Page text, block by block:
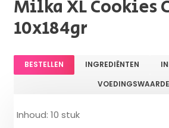
Milka XL Cookies
10x184gr
BESTELLEN INGREDIËNTEN
VOEDINGSWAARDE
Inhoud: 10 stuk